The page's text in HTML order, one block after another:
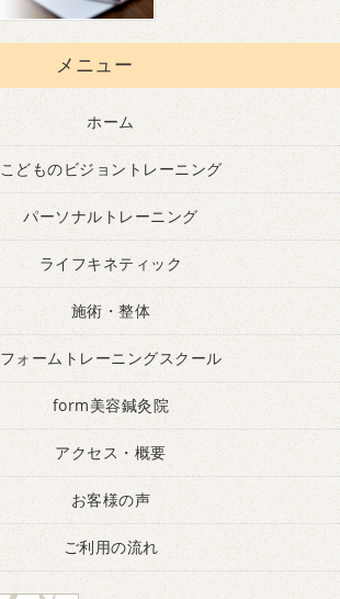
メニュー
ホーム
こどものビジョントレーニング
パーソナルトレーニング
ライフキネティック
施術・整体
フォームトレーニングスクール
form美容鍼灸院
アクセス・概要
お客様の声
ご利用の流れ